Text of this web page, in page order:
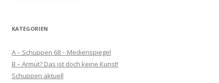
KATEGORIEN
A – Schuppen 68 – Medienspiegel
B – Armut? Das ist doch keine Kunst!
Schuppen aktuell